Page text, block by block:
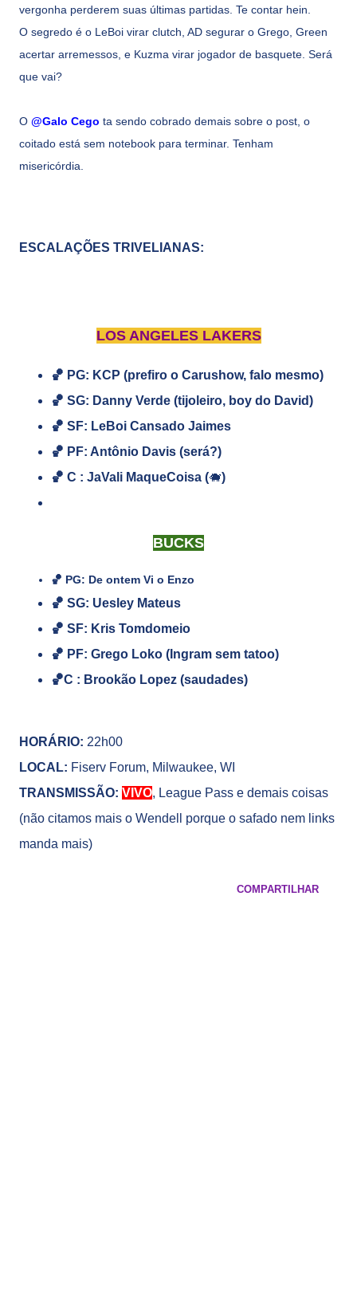
vergonha perderem suas últimas partidas. Te contar hein.
O segredo é o LeBoi virar clutch, AD segurar o Grego, Green
acertar arremessos, e Kuzma virar jogador de basquete. Será
que vai?
O @Galo Cego ta sendo cobrado demais sobre o post, o
coitado está sem notebook para terminar. Tenham
misericórdia.
ESCALAÇÕES TRIVELIANAS:
LOS ANGELES LAKERS
🏀 PG: KCP (prefiro o Carushow, falo mesmo)
🏀 SG: Danny Verde (tijoleiro, boy do David)
🏀 SF: LeBoi Cansado Jaimes
🏀 PF: Antônio Davis (será?)
🏀 C : JaVali MaqueCoisa (🐗)
BUCKS
PG: De ontem Vi o Enzo
🏀 SG: Uesley Mateus
🏀 SF: Kris Tomdomeio
🏀 PF: Grego Loko (Ingram sem tatoo)
🏀C : Brookão Lopez (saudades)
HORÁRIO: 22h00
LOCAL: Fiserv Forum, Milwaukee, WI
TRANSMISSÃO: VIVO, League Pass e demais coisas
(não citamos mais o Wendell porque o safado nem links
manda mais)
COMPARTILHAR